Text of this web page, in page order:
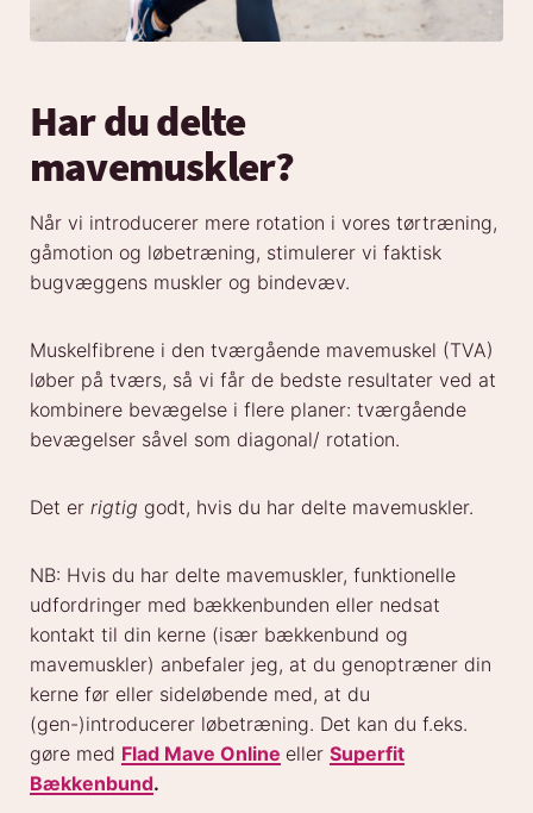
Har du delte
mavemuskler?
Når vi introducerer mere rotation i vores tørtræning,
gåmotion og løbetræning, stimulerer vi faktisk
bugvæggens muskler og bindevæv.
Muskelfibrene i den tværgående mavemuskel (TVA)
løber på tværs, så vi får de bedste resultater ved at
kombinere bevægelse i flere planer: tværgående
bevægelser såvel som diagonal/ rotation.
Det er rigtig godt, hvis du har delte mavemuskler.
NB: Hvis du har delte mavemuskler, funktionelle
udfordringer med bækkenbunden eller nedsat
kontakt til din kerne (især bækkenbund og
mavemuskler) anbefaler jeg, at du genoptræner din
kerne før eller sideløbende med, at du
(gen-)introducerer løbetræning. Det kan du f.eks.
gøre med Flad Mave Online eller Superfit
Bækkenbund.